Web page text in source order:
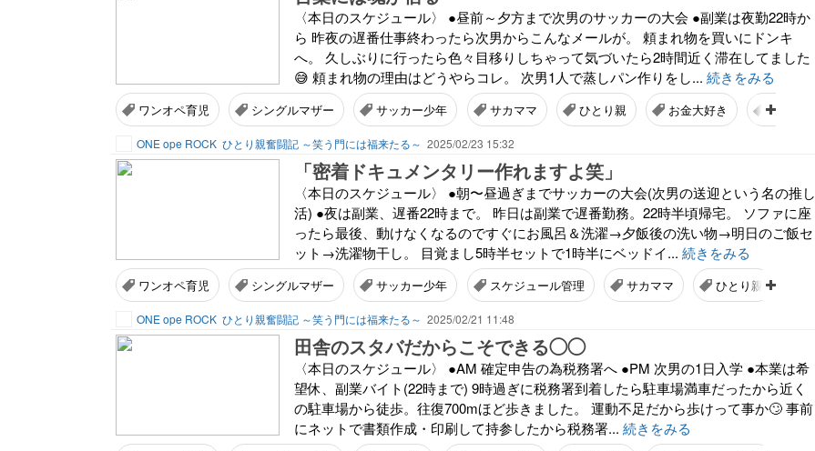
〈本日のスケジュール〉 ●昼前～夕方まで次男のサッカーの大会 ●副業は夜勤22時か
ら 昨夜の遅番仕事終わったら次男からこんなメールが。 頼まれ物を買いにドンキ
へ。 久しぶりに行ったら色々目移りしちゃって気づいたら2時間近く滞在してました
😅 頼まれ物の理由はどうやらコレ。 次男1人で蒸しパン作りをし... 続きをみる
ワンオペ育児 シングルマザー サッカー少年 サカママ ひとり親 お金大好き 推し活
ONE ope ROCK ひとり親奮闘記 ～笑う門には福来たる～ 2025/02/23 15:32
「密着ドキュメンタリー作れますよ笑」
〈本日のスケジュール〉 ●朝〜昼過ぎまでサッカーの大会(次男の送迎という名の推し
活) ●夜は副業、遅番22時まで。 昨日は副業で遅番勤務。22時半頃帰宅。 ソファに座
ったら最後、動けなくなるのですぐにお風呂＆洗濯→夕飯後の洗い物→明日のご飯セ
ット→洗濯物干し。 目覚まし5時半セットで1時半にベッドイ... 続きをみる
ワンオペ育児 シングルマザー サッカー少年 スケジュール管理 サカママ ひとり親
ONE ope ROCK ひとり親奮闘記 ～笑う門には福来たる～ 2025/02/21 11:48
田舎のスタバだからこそできる◯◯
〈本日のスケジュール〉 ●AM 確定申告の為税務署へ ●PM 次男の1日入学 ●本業は希
望休、副業バイト(22時まで) 9時過ぎに税務署到着したら駐車場満車だったから近く
の駐車場から徒歩。往復700mほど歩きました。 運動不足だから歩けって事か🙄 事前
にネットで書類作成・印刷して持参したから税務署... 続きをみる